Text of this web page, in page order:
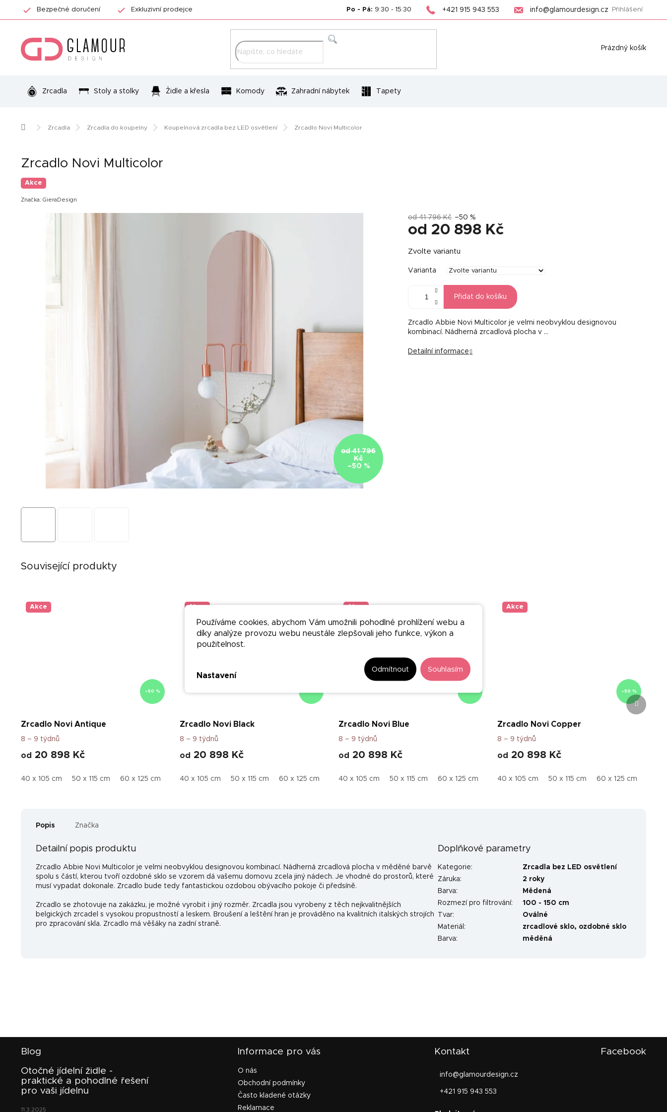
Používáme cookies, abychom Vám umožnili pohodlné prohlížení webu a
díky analýze provozu webu neustále zlepšovali jeho funkce, výkon a
použitelnost.
Nastavení
Odmítnout Souhlasím
Bezpečné doručení Exkluzivní prodejce Po - Pá: 9:30 - 15:30 +421 915 943 553 info@glamourdesign.cz Přihlášení
Nákupní
Prázdný košík
Zrcadla Stoly a stolky Židle a křesla Komody Zahradní nábytek Tapety
Domů Zrcadla Zrcadla do koupelny Koupelnová zrcadla bez LED osvětlení Zrcadlo Novi Multicolor
Zrcadlo Novi Multicolor
Akce
Značka: GieraDesign
od 41 796
Kč
–50 %
od 41 796 Kč –50 %
od 20 898 Kč
cena:
Zvolte variantu
Varianta
Přidat do košíku
Zrcadlo Abbie Novi Multicolor je velmi neobvyklou designovou
kombinací. Nádherná zrcadlová plocha v …
Detailní informace
Související produkty
Akce
–50 %
Zrcadlo Novi Antique
8 – 9 týdnů
od 20 898 Kč
40 x 105 cm 50 x 115 cm 60 x 125 cm
Akce
Zrcadlo Novi Black
8 – 9 týdnů
od 20 898 Kč
40 x 105 cm 50 x 115 cm 60 x 125 cm
Akce
Zrcadlo Novi Blue
8 – 9 týdnů
od 20 898 Kč
40 x 105 cm 50 x 115 cm 60 x 125 cm
Akce
–50 %
Zrcadlo Novi Copper
8 – 9 týdnů
od 20 898 Kč
40 x 105 cm 50 x 115 cm 60 x 125 cm
Další
produkt
Popis Značka
Detailní popis produktu
Zrcadlo Abbie Novi Multicolor je velmi neobvyklou designovou kombinací. Nádherná zrcadlová plocha v měděné barvě
spolu s částí, kterou tvoří ozdobné sklo se vzorem dá vašemu domovu zcela jiný nádech. Je vhodné do prostorů, které
musí vypadat dokonale. Zrcadlo bude tedy fantastickou ozdobou obývacího pokoje či předsíně.
Zrcadlo se zhotovuje na zakázku, je možné vyrobit i jiný rozměr. Zrcadla jsou vyrobeny z těch nejkvalitnějších
belgických zrcadel s vysokou propustností a leskem. Broušení a leštění hran je prováděno na kvalitních italských strojích
pro zpracování skla. Zrcadlo má věšáky na zadní straně.
Doplňkové parametry
Kategorie:
Zrcadla bez LED osvětlení
Záruka:
2 roky
Barva:
Mědená
Rozmezí pro filtrování:
100 - 150 cm
Tvar:
Oválné
Materiál :
zrcadlové sklo, ozdobné sklo
Barva: měděná
Blog
Otočné jídelní židle -
praktické a pohodlné řešení
pro vaši jídelnu
11.3.2025
Informace pro vás
O nás
Obchodní podmínky
Často kladené otázky
Reklamace
Kontakt
info@glamourdesign.cz
+421 915 943 553
Facebook